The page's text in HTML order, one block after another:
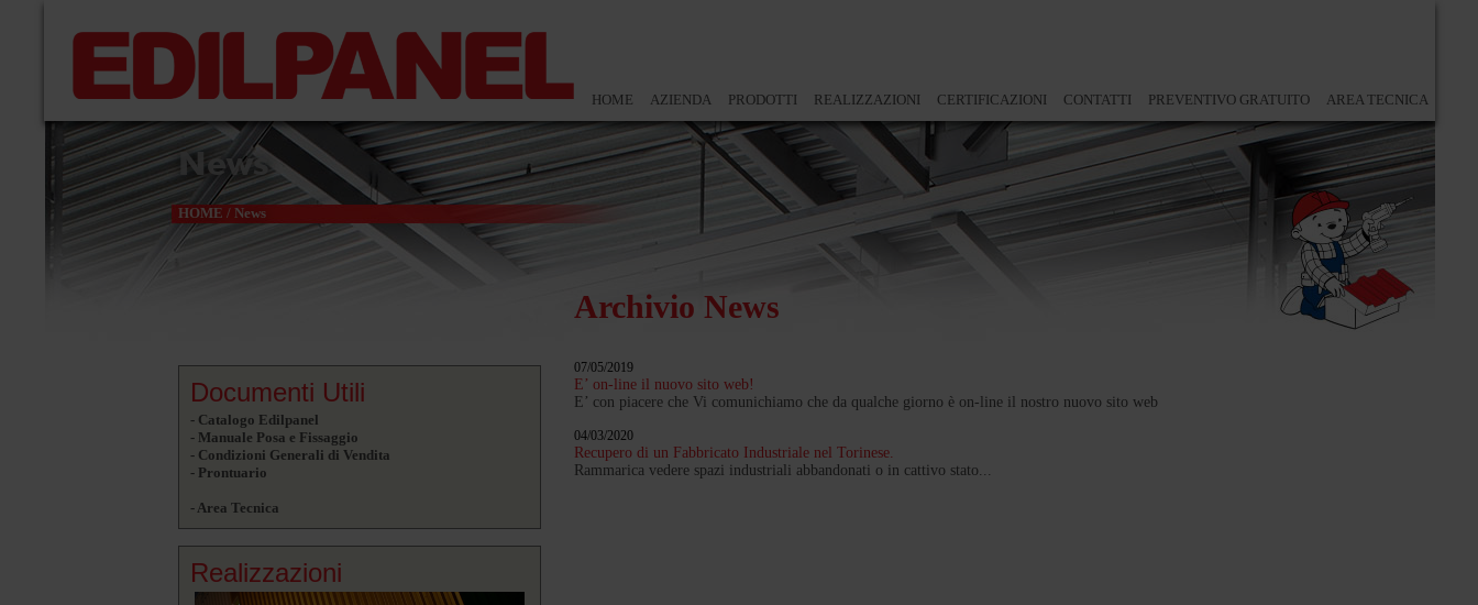
HOME AZIENDA PRODOTTI REALIZZAZIONI CERTIFICAZIONI CONTATTI PREVENTIVO GRATUITO AREA TECNICA
News
HOME / News
Documenti Utili
- Catalogo Edilpanel
- Manuale Posa e Fissaggio
- Condizioni Generali di Vendita
- Prontuario
- Area Tecnica
Realizzazioni
Archivio News
07/05/2019
E’ on-line il nuovo sito web!
E’ con piacere che Vi comunichiamo che da qualche giorno è on-line il nostro nuovo sito web
04/03/2020
Recupero di un Fabbricato Industriale nel Torinese.
Rammarica vedere spazi industriali abbandonati o in cattivo stato...